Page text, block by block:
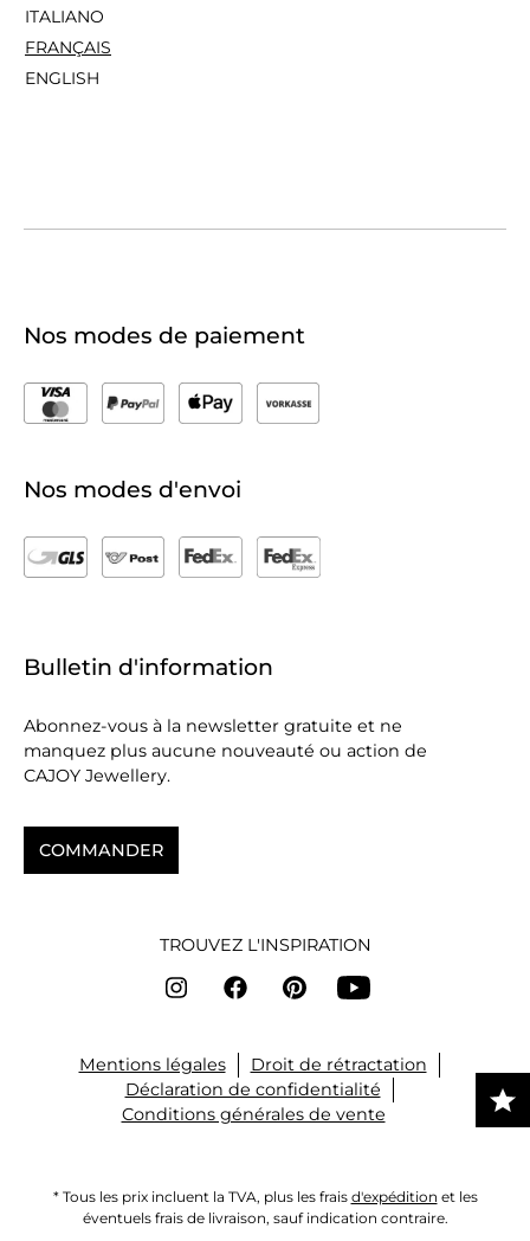
ITALIANO
FRANÇAIS
ENGLISH
Nos modes de paiement
Nos modes d'envoi
Bulletin d'information
Abonnez-vous à la newsletter gratuite et ne
manquez plus aucune nouveauté ou action de
CAJOY Jewellery.
COMMANDER
TROUVEZ L'INSPIRATION
Mentions légales
Droit de rétractation
Déclaration de confidentialité
Conditions générales de vente
* Tous les prix incluent la TVA, plus les frais d'expédition et les
éventuels frais de livraison, sauf indication contraire.